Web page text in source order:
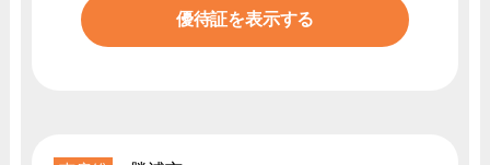
優待証を表示する